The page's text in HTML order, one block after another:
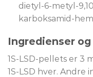
dietyl-6-metyl-
karboksamid-
Ingredienser
1S-LSD-pellets er 3
1S-LSD hver. Andre